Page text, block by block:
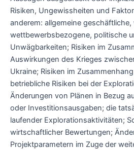
Risiken, Ungewissheiten und
anderem: allgemeine
wettbewerbsbezogene, politische
Unwägbarkeiten; Risiken im
Auswirkungen des Krieges
Ukraine; Risiken im
betriebliche Risiken bei der
Änderungen von Plänen in Bezug
oder Investitionsausgaben; die
laufender Explorationsaktivitäten;
wirtschaftlicher Bewertungen;
Projektparametern im Zuge der